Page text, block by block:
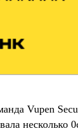
Vupen
несколько